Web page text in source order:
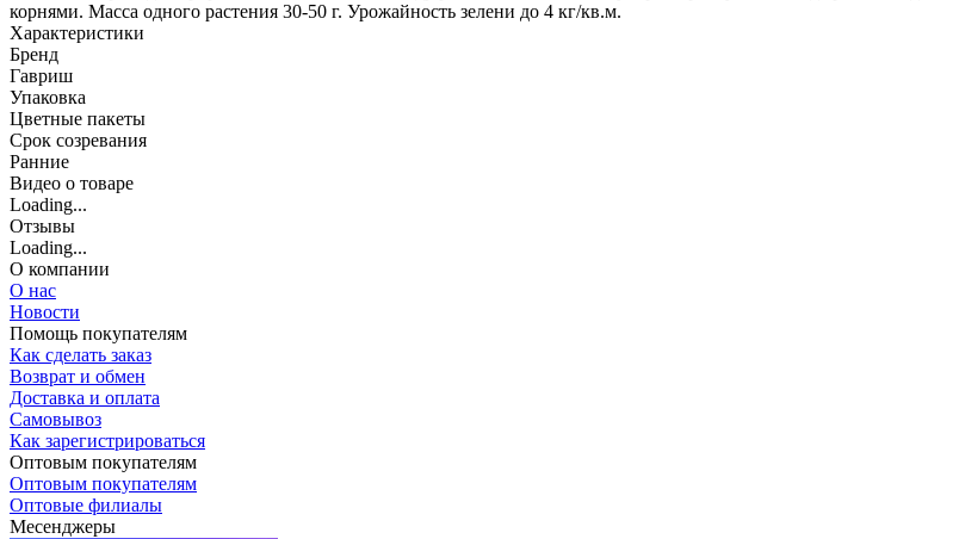
корнями. Масса одного растения 30-50 г. Урожайность зелени до 4 кг/кв.м.
Характеристики
Бренд
Гавриш
Упаковка
Цветные пакеты
Срок созревания
Ранние
Видео о товаре
Loading...
Отзывы
Loading...
О компании
О нас
Новости
Помощь покупателям
Как сделать заказ
Возврат и обмен
Доставка и оплата
Самовывоз
Как зарегистрироваться
Оптовым покупателям
Оптовым покупателям
Оптовые филиалы
Месенджеры